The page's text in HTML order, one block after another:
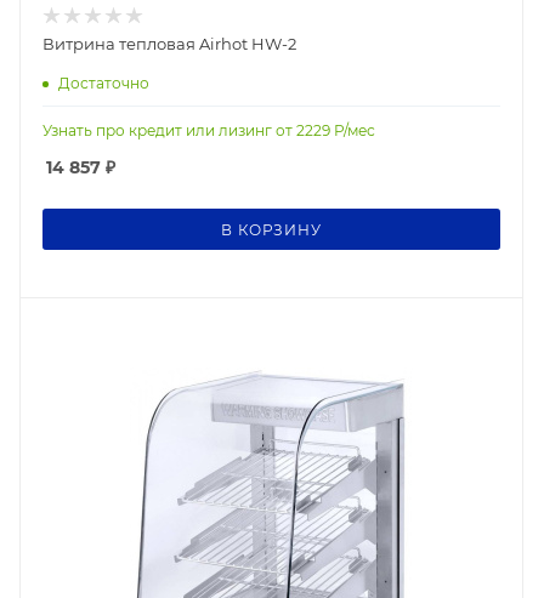
Витрина тепловая Airhot HW-2
Достаточно
Узнать про кредит или лизинг от 2229 Р/мес
14 857 ₽
В КОРЗИНУ